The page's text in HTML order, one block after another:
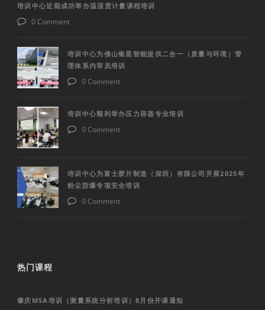
培训中心近期成功举办温湿度计量课程培训
0 Comment
培训中心为佛山银星智能提供二合一（质量与环境）管
理体系内审员培训
0 Comment
培训中心顺利举办压力容器专业培训
0 Comment
培训中心为富士胶片制造（深圳）有限公司开展2025年
粉尘防爆专项安全培训
0 Comment
热门课程
肇庆MSA培训（测量系统分析培训）8月份开课通知